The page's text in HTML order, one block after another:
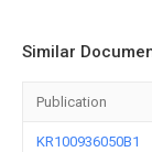
Similar
Publication
KR100936050B1